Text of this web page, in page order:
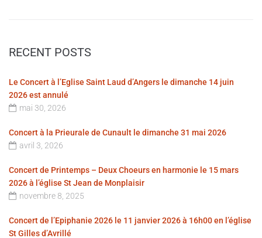
RECENT POSTS
Le Concert à l’Eglise Saint Laud d’Angers le dimanche 14 juin
2026 est annulé
mai 30, 2026
Concert à la Prieurale de Cunault le dimanche 31 mai 2026
avril 3, 2026
Concert de Printemps – Deux Choeurs en harmonie le 15 mars
2026 à l’église St Jean de Monplaisir
novembre 8, 2025
Concert de l’Epiphanie 2026 le 11 janvier 2026 à 16h00 en l’église
St Gilles d’Avrillé